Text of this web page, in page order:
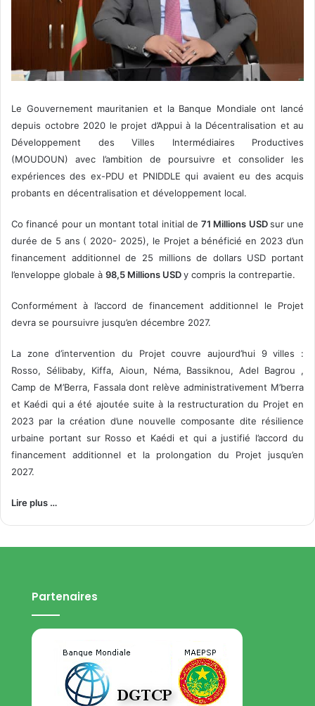
Le Gouvernement mauritanien et la Banque Mondiale ont lancé
depuis octobre 2020 le projet d’Appui à la Décentralisation et au
Développement des Villes Intermédiaires Productives
(MOUDOUN) avec l’ambition de poursuivre et consolider les
expériences des ex-PDU et PNIDDLE qui avaient eu des acquis
probants en décentralisation et développement local.
Co financé pour un montant total initial de 71 Millions USDsur une
durée de 5 ans ( 2020- 2025), le Projet a bénéficié en 2023 d’un
financement additionnel de 25 millions de dollars USD portant
l’enveloppe globale à 98,5 Millions USDy compris la contrepartie.
Conformément à l’accord de financement additionnel le Projet
devra se poursuivre jusqu’en décembre 2027.
La zone d’intervention du Projet couvre aujourd’hui 9 villes :
Rosso, Sélibaby, Kiffa, Aioun, Néma, Bassiknou, Adel Bagrou ,
Camp de M’Berra, Fassala dont relève administrativement M’berra
et Kaédi qui a été ajoutée suite à la restructuration du Projet en
2023 par la création d’une nouvelle composante dite résilience
urbaine portant sur Rosso et Kaédi et qui a justifié l’accord du
financement additionnel et la prolongation du Projet jusqu’en
2027.
Lire plus …
Partenaires